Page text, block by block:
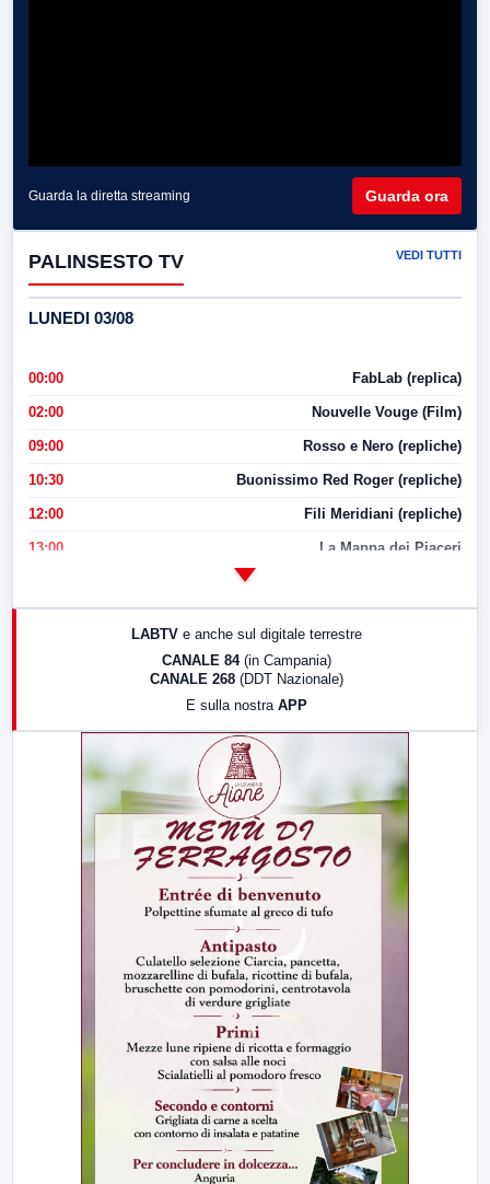
Guarda la diretta streaming Guarda ora
PALINSESTO TV VEDI TUTTI
LUNEDI 03/08
00:00 FabLab (replica)
02:00 Nouvelle Vouge (Film)
09:00 Rosso e Nero (repliche)
10:30 Buonissimo Red Roger (repliche)
12:00 Fili Meridiani (repliche)
13:00 La Mappa dei Piaceri
17:00 LabNews (replica)
LABTV e anche sul digitale terrestre
CANALE 84 (in Campania)
CANALE 268 (DDT Nazionale)
E sulla nostra APP